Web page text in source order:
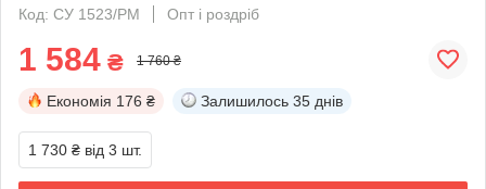
Код: СУ 1523/РМ
Опт і роздріб
1 584 ₴ 1 760 ₴
Економія 176 ₴ Залишилось 35 днів
1 730 ₴ від 3 шт.